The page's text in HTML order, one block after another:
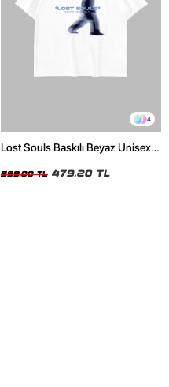
4
Lost Souls Baskılı Beyaz Unisex
599,00 TL 479,20 TL